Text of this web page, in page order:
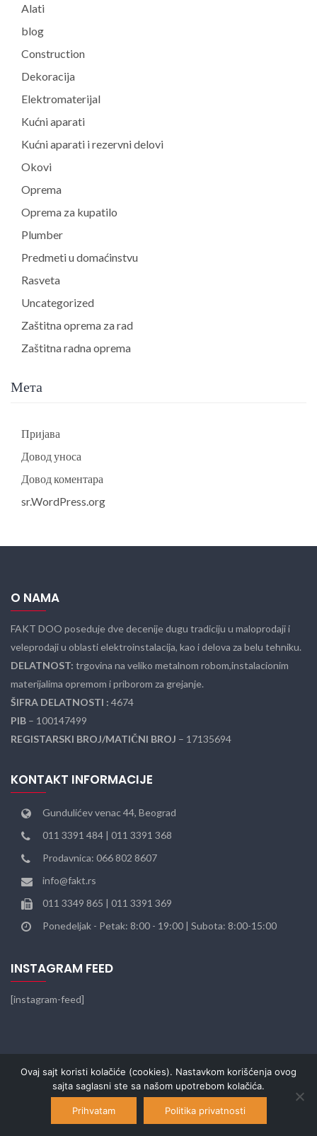
Alati
blog
Construction
Dekoracija
Elektromaterijal
Kućni aparati
Kućni aparati i rezervni delovi
Okovi
Oprema
Oprema za kupatilo
Plumber
Predmeti u domaćinstvu
Rasveta
Uncategorized
Zaštitna oprema za rad
Zaštitna radna oprema
Мета
Пријава
Довод уноса
Довод коментара
sr.WordPress.org
O NAMA
FAKT DOO poseduje dve decenije dugu tradiciju u maloprodaji i
veleprodaji u oblasti elektroinstalacija, kao i delova za belu tehniku.
DELATNOST: trgovina na veliko metalnom robom,instalacionim
materijalima opremom i priborom za grejanje.
ŠIFRA DELATNOSTI : 4674
PIB – 100147499
REGISTARSKI BROJ/MATIČNI BROJ – 17135694
KONTAKT INFORMACIJE
Gundulićev venac 44, Beograd
011 3391 484 | 011 3391 368
Prodavnica: 066 802 8607
info@fakt.rs
011 3349 865 | 011 3391 369
Ponedeljak - Petak: 8:00 - 19:00 | Subota: 8:00-15:00
INSTAGRAM FEED
[instagram-feed]
© 2022FAKT. Sva prava zadržana. Web dizajn SEO Team.
Ovaj sajt koristi kolačiće (cookies). Nastavkom korišćenja ovog
sajta saglasni ste sa našom upotrebom kolačića.
Prihvatam Politika privatnosti